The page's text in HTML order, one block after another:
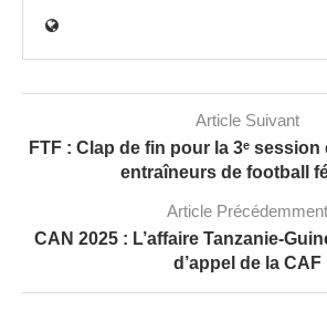
Article Suivant
FTF : Clap de fin pour la 3ᵉ
entraîneurs de football
Article Précédemment
CAN 2025 : L’affaire Tanzanie-
d’appel de la CAF